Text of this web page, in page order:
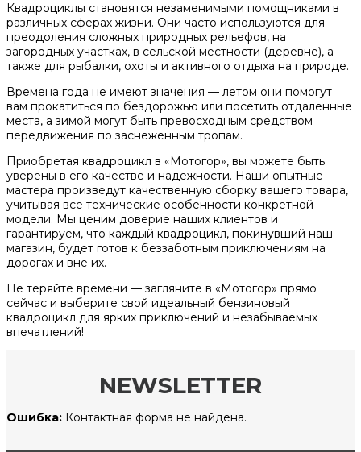
Квадроциклы становятся незаменимыми помощниками в
различных сферах жизни. Они часто используются для
преодоления сложных природных рельефов, на
загородных участках, в сельской местности (деревне), а
также для рыбалки, охоты и активного отдыха на природе.
Времена года не имеют значения — летом они помогут
вам прокатиться по бездорожью или посетить отдаленные
места, а зимой могут быть превосходным средством
передвижения по заснеженным тропам.
Приобретая квадроцикл в «Мотогор», вы можете быть
уверены в его качестве и надежности. Наши опытные
мастера произведут качественную сборку вашего товара,
учитывая все технические особенности конкретной
модели. Мы ценим доверие наших клиентов и
гарантируем, что каждый квадроцикл, покинувший наш
магазин, будет готов к беззаботным приключениям на
дорогах и вне их.
Не теряйте времени — загляните в «Мотогор» прямо
сейчас и выберите свой идеальный бензиновый
квадроцикл для ярких приключений и незабываемых
впечатлений!
NEWSLETTER
Ошибка: Контактная форма не найдена.